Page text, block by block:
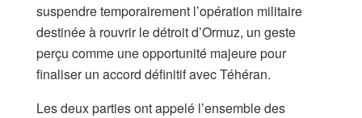
suspendre temporairement l’opération militaire
destinée à rouvrir le détroit d’Ormuz, un geste
perçu comme une opportunité majeure pour
finaliser un accord définitif avec Téhéran.
Les deux parties ont appelé l’ensemble des